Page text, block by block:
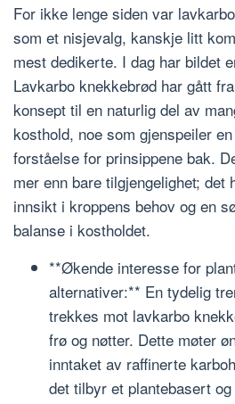
For ikke lenge siden var
som et nisjevalg, kanskje litt
mest dedikerte. I dag har bildet
Lavkarbo knekkebrød har gått
konsept til en naturlig del av
kosthold, noe som gjenspeiler
forståelse for prinsippene bak.
mer enn bare tilgjengelighet; det
innsikt i kroppens behov og en
balanse i kostholdet.
**Økende interesse for
alternativer:** En tydelig
trekkes mot lavkarbo
frø og nøtter. Dette møter
inntaket av raffinerte
det tilbyr et plantebasert